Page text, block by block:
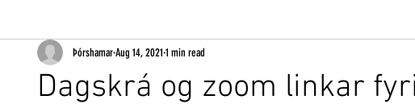
Dagskrá og zoom linkar
ÞórshamarAug 14, 2021 1 min read